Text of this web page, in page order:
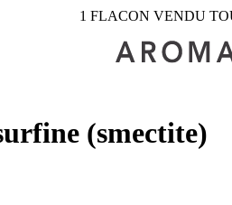
1 FLACON VENDU
(smectite)